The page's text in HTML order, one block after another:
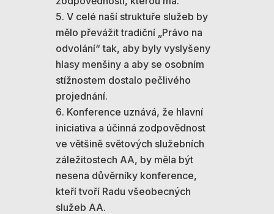
V celé naší struktuře služeb by
mělo převážit tradiční „Právo na
odvolání“ tak, aby byly vyslyšeny
hlasy menšiny a aby se osobním
stížnostem dostalo pečlivého
projednání.
Konference uznává, že hlavní
iniciativa a účinná zodpovědnost
ve většině světových služebních
záležitostech AA, by měla být
nesena důvěrníky konference,
kteří tvoří Radu všeobecných
služeb AA.